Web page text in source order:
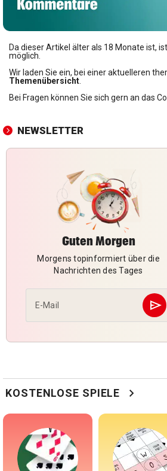
Da dieser Artikel älter als 18 Monate ist,
möglich.
Wir laden Sie ein, bei einer aktuelleren
Themenübersicht.
Bei Fragen können Sie sich gern an das
NEWSLETTER
Guten Morgen
Morgens topinformiert über die
Nachrichten des Tages
E-Mail send
KOSTENLOSE SPIELE chevron_right